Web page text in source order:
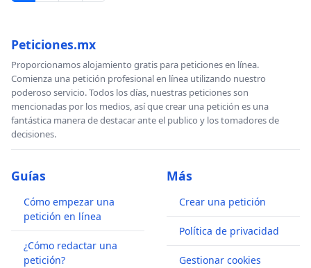
Peticiones.mx
Proporcionamos alojamiento gratis para peticiones en línea.
Comienza una petición profesional en línea utilizando nuestro
poderoso servicio. Todos los días, nuestras peticiones son
mencionadas por los medios, así que crear una petición es una
fantástica manera de destacar ante el publico y los tomadores de
decisiones.
Guías
Cómo empezar una
petición en línea
¿Cómo redactar una
petición?
Más
Crear una petición
Política de privacidad
Gestionar cookies